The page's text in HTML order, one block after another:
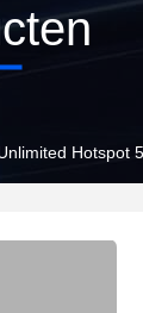
Hotspot